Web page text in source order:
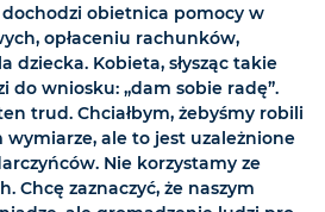
obietnica pomocy w
opłaceniu rachunków,
Kobieta, słysząc takie
do wniosku: „dam sobie radę”.
trud. Chciałbym, żebyśmy robili
wymiarze, ale to jest uzależnione
Nie korzystamy ze
Chcę zaznaczyć, że naszym